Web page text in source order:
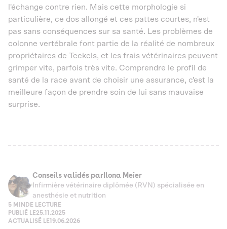
l'échange contre rien. Mais cette morphologie si
particulière, ce dos allongé et ces pattes courtes, n'est
pas sans conséquences sur sa santé. Les problèmes de
colonne vertébrale font partie de la réalité de nombreux
propriétaires de Teckels, et les frais vétérinaires peuvent
grimper vite, parfois très vite. Comprendre le profil de
santé de la race avant de choisir une assurance, c'est la
meilleure façon de prendre soin de lui sans mauvaise
surprise.
Conseils validés par Ilona Meier
Infirmière vétérinaire diplômée (RVN) spécialisée en
anesthésie et nutrition
5 MIN DE LECTURE
PUBLIÉ LE25.11.2025
ACTUALISÉ LE19.06.2026